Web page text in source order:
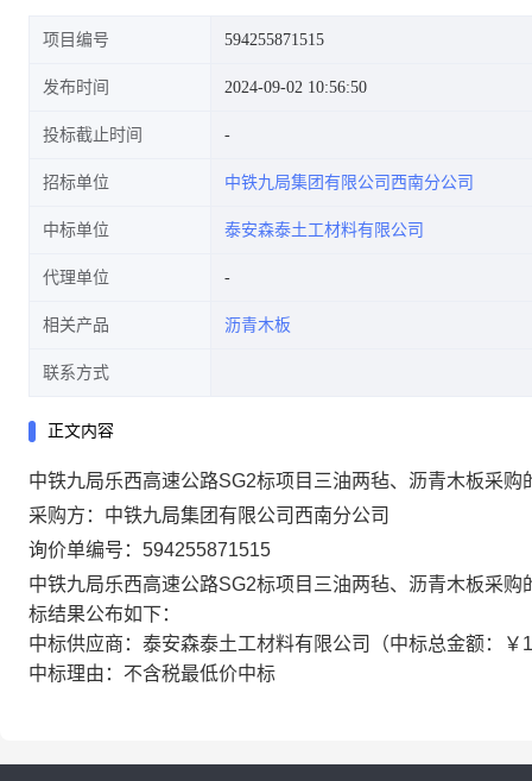
项目编号 594255871515
发布时间 2024-09-02 10:56:50
投标截止时间
招标单位 中铁九局集团有限公司西南分公司
中标单位 泰安森泰土工材料有限公司
代理单位
相关产品 沥青木板
联系方式
正文内容
中铁九局乐西高速公路SG2标项目三油两毡、沥青木板采购
采购方：中铁九局集团有限公司西南分公司
询价单编号：594255871515
中铁九局乐西高速公路SG2标项目三油两毡、沥青木板采
标结果公布如下：
中标供应商：泰安森泰土工材料有限公司（中标总金额：￥
中标理由：不含税最低价中标